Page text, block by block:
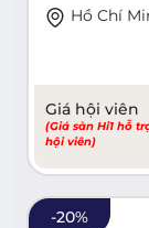
Hồ Chí
Giá hội viên
(Giá sàn Hi1 hỗ
hội viên)
-20%